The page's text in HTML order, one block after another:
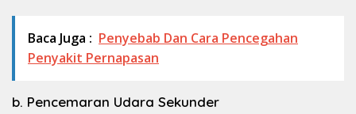
Baca Juga : Penyebab Dan Cara Pencegahan
Penyakit Pernapasan
b. Pencemaran Udara Sekunder